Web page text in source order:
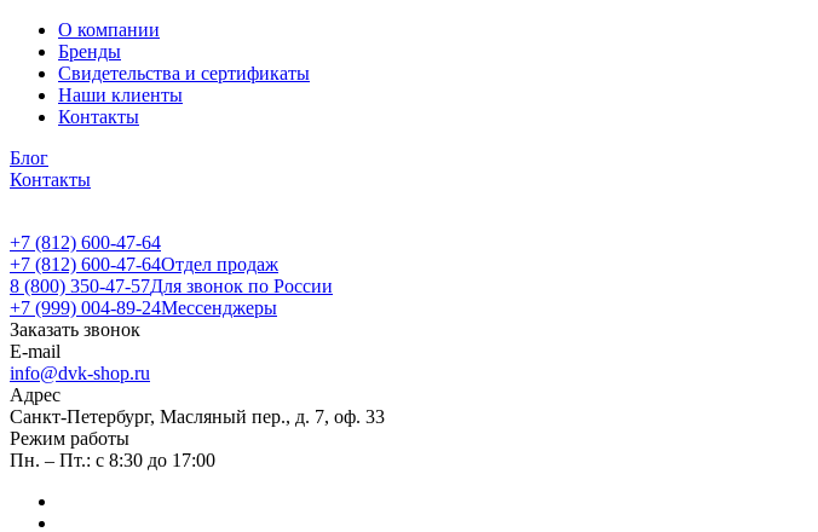
О компании
Бренды
Свидетельства и сертификаты
Наши клиенты
Контакты
Блог
Контакты
+7 (812) 600-47-64
+7 (812) 600-47-64Отдел продаж
8 (800) 350-47-57Для звонок по России
+7 (999) 004-89-24Мессенджеры
Заказать звонок
E-mail
info@dvk-shop.ru
Адрес
Санкт-Петербург, Масляный пер., д. 7, оф. 33
Режим работы
Пн. – Пт.: с 8:30 до 17:00